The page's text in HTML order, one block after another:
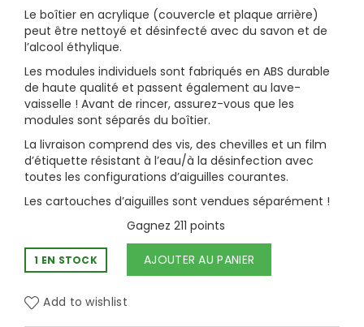
Le boîtier en acrylique (couvercle et plaque arrière)
peut être nettoyé et désinfecté avec du savon et de
l’alcool éthylique.
Les modules individuels sont fabriqués en ABS durable
de haute qualité et passent également au lave-
vaisselle ! Avant de rincer, assurez-vous que les
modules sont séparés du boîtier.
La livraison comprend des vis, des chevilles et un film
d’étiquette résistant à l’eau/à la désinfection avec
toutes les configurations d’aiguilles courantes.
Les cartouches d’aiguilles sont vendues séparément !
1 EN STOCK
Gagnez 211 points
AJOUTER AU PANIER
Add to wishlist